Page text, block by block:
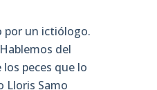
por un ictiólogo.
del
peces que lo
Lloris Samo